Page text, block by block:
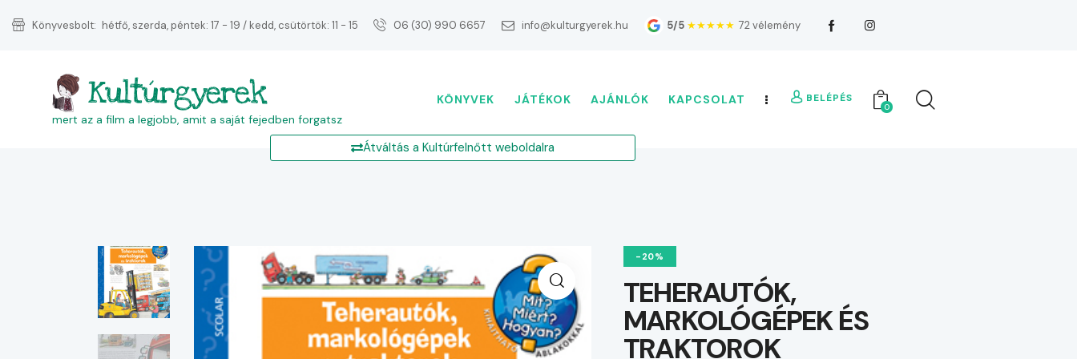
Könyvesbolt: hétfő, szerda, péntek: 17 - 19 / kedd, csütörtök: 11 - 15 06 (30) 990 6657 info@kulturgyerek.hu 5/5 ★★★★★ 72 vélemény
Kultúrgyerek
mert az a film a legjobb, amit a saját fejedben forgatsz
KÖNYVEK JÁTÉKOK AJÁNLÓK KAPCSOLAT BELÉPÉS
0
Átváltás a Kultúrfelnőtt weboldalra
-20%
TEHERAUTÓK,
MARKOLÓGÉPEK ÉS
TRAKTOROK